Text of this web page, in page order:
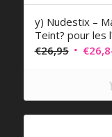
y) Nudestix –
Teint? pour les
€26,95 Original
€26,95.
€